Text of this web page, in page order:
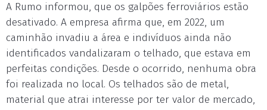
A Rumo informou, que os galpões ferroviários estão
desativado. A empresa afirma que, em 2022, um
caminhão invadiu a área e indivíduos ainda não
identificados vandalizaram o telhado, que estava em
perfeitas condições. Desde o ocorrido, nenhuma obra
foi realizada no local. Os telhados são de metal,
material que atrai interesse por ter valor de mercado,